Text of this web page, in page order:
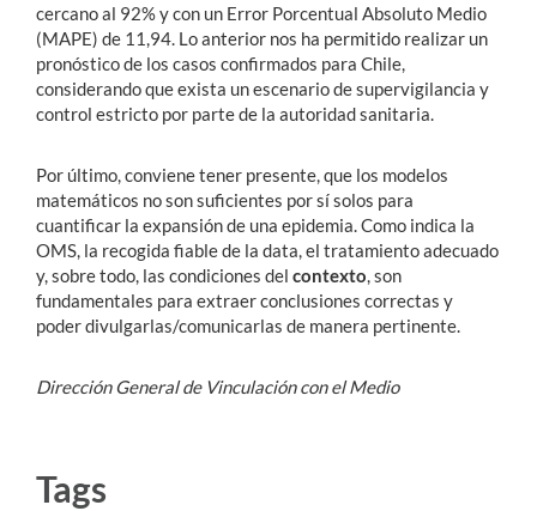
cercano al 92% y con un Error Porcentual Absoluto Medio
(MAPE) de 11,94. Lo anterior nos ha permitido realizar un
pronóstico de los casos confirmados para Chile,
considerando que exista un escenario de supervigilancia y
control estricto por parte de la autoridad sanitaria.
Por último, conviene tener presente, que los modelos
matemáticos no son suficientes por sí solos para
cuantificar la expansión de una epidemia. Como indica la
OMS, la recogida fiable de la data, el tratamiento adecuado
y, sobre todo, las condiciones del contexto, son
fundamentales para extraer conclusiones correctas y
poder divulgarlas/comunicarlas de manera pertinente.
Dirección General de Vinculación con el Medio
Tags